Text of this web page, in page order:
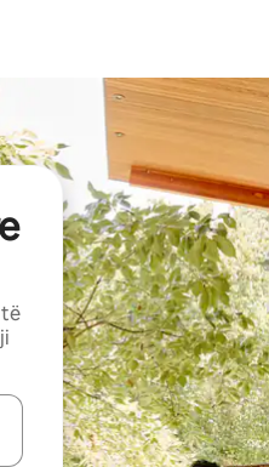
e shigjetave lart e poshtë